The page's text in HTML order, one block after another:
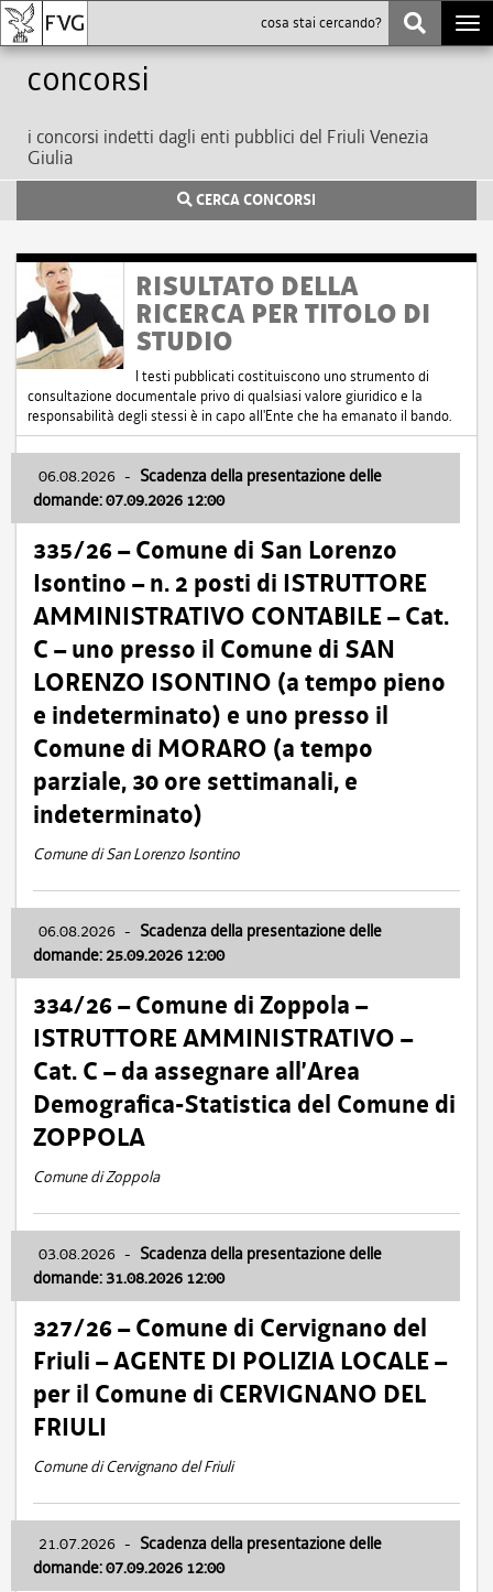
Concorsi
i concorsi indetti dagli enti pubblici del Friuli Venezia
Giulia
CERCA CONCORSI
RISULTATO DELLA
RICERCA PER TITOLO DI
STUDIO
I testi pubblicati costituiscono uno strumento di
consultazione documentale privo di qualsiasi valore giuridico e la
responsabilità degli stessi è in capo all'Ente che ha emanato il bando.
06.08.2026 - Scadenza della presentazione delle
domande: 07.09.2026 12:00
335/26 – Comune di San Lorenzo
Isontino – n. 2 posti di ISTRUTTORE
AMMINISTRATIVO CONTABILE – Cat.
C – uno presso il Comune di SAN
LORENZO ISONTINO (a tempo pieno
e indeterminato) e uno presso il
Comune di MORARO (a tempo
parziale, 30 ore settimanali, e
indeterminato)
Comune di San Lorenzo Isontino
06.08.2026 - Scadenza della presentazione delle
domande: 25.09.2026 12:00
334/26 – Comune di Zoppola –
ISTRUTTORE AMMINISTRATIVO –
Cat. C – da assegnare all’Area
Demografica-Statistica del Comune di
ZOPPOLA
Comune di Zoppola
03.08.2026 - Scadenza della presentazione delle
domande: 31.08.2026 12:00
327/26 – Comune di Cervignano del
Friuli – AGENTE DI POLIZIA LOCALE –
per il Comune di CERVIGNANO DEL
FRIULI
Comune di Cervignano del Friuli
21.07.2026 - Scadenza della presentazione delle
domande: 07.09.2026 12:00